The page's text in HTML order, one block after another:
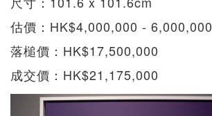
估價：HK$4,000,000 - 6,000,000
落槌價：HK$17,500,000
成交價：HK$21,175,000